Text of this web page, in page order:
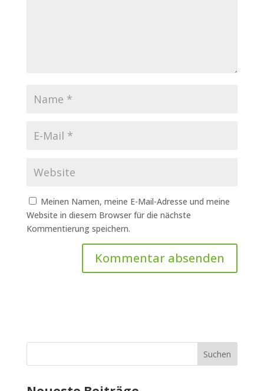
Meinen Namen, meine E-Mail-Adresse und meine
Website in diesem Browser für die nächste
Kommentierung speichern.
Suchen